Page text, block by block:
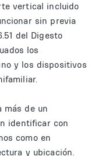
vertical incluido
sin previa
del Digesto
los
y los dispositivos
más de un
identificar con
como en
y ubicación.